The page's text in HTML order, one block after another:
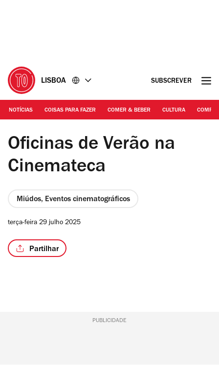
LISBOA SUBSCREVER
NOTÍCIAS COISAS PARA FAZER COMER & BEBER CULTURA
DR
Oficinas de Verão na
Cinemateca
Miúdos, Eventos cinematográficos
terça-feira 29 julho 2025
Partilhar
PUBLICIDADE